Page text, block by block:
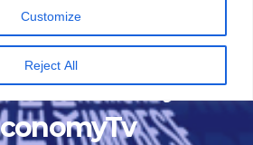
Customize
Reject All